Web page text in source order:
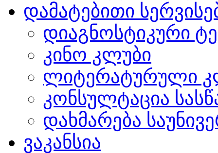
დამატებითი
დიაგნოსტიკური
კინო კლუბი
ლიტერატურული
კონსულტაცია
დახმარება
ვაკანსია